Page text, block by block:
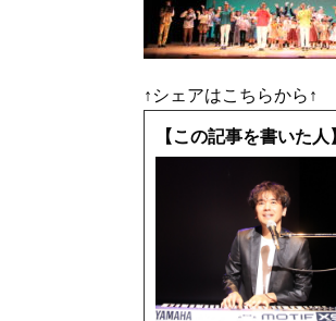
↑シェアはこちらから↑
【この記事を書いた人】